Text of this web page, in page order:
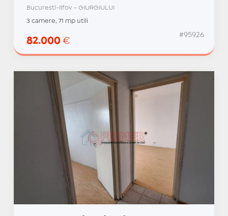
Bucuresti-Ilfov - GIURGIULUI
3 camere, 71 mp utili
82.000 €
#95926